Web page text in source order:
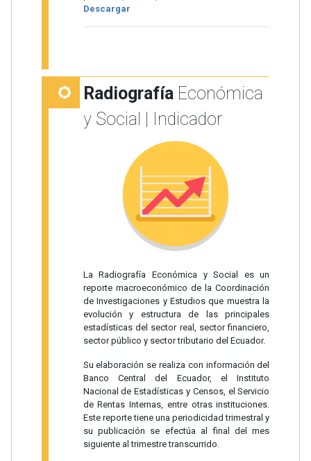
Descargar
RadiografíaEconómica
y Social | Indicador
La Radiografía Económica y Social es un
reporte macroeconómico de la Coordinación
de Investigaciones y Estudios que muestra la
evolución y estructura de las principales
estadísticas del sector real, sector financiero,
sector público y sector tributario del Ecuador.
Su elaboración se realiza con información del
Banco Central del Ecuador, el Instituto
Nacional de Estadísticas y Censos, el Servicio
de Rentas Internas, entre otras instituciones.
Este reporte tiene una periodicidad trimestral y
su publicación se efectúa al final del mes
siguiente al trimestre transcurrido.